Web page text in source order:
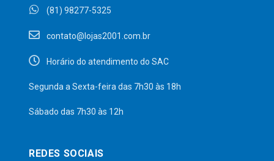
(81) 98277-5325
contato@lojas2001.com.br
Horário do atendimento do SAC
Segunda a Sexta-feira das 7h30 às 18h
Sábado das 7h30 às 12h
REDES SOCIAIS